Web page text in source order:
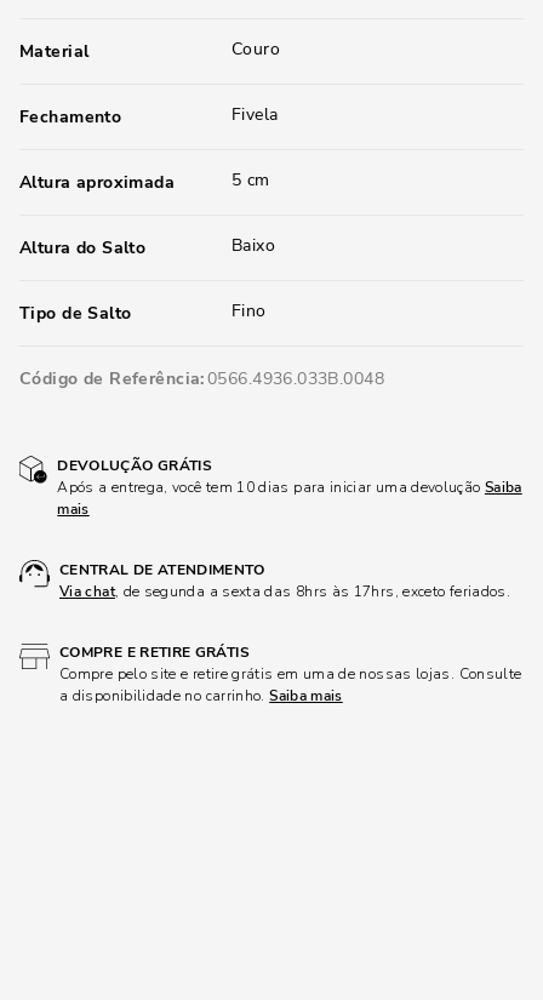
Material Couro
Fechamento Fivela
Altura aproximada 5 cm
Altura do Salto Baixo
Tipo de Salto Fino
Código de Referência 0566.4936.033B.0048
DEVOLUÇÃO GRÁTIS
Após a entrega, você tem 10 dias para iniciar uma devolução Saiba
mais
CENTRAL DE ATENDIMENTO
Via chat, de segunda a sexta das 8hrs às 17hrs, exceto feriados.
COMPRE E RETIRE GRÁTIS
Compre pelo site e retire grátis em uma de nossas lojas. Consulte
a disponibilidade no carrinho.Saiba mais